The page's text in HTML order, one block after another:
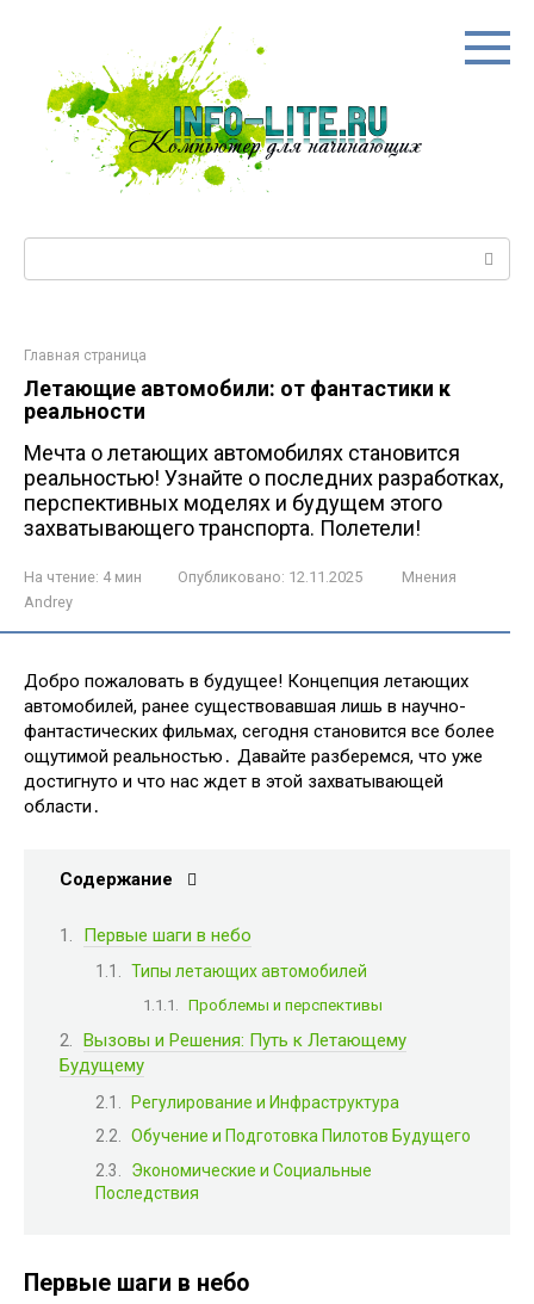
Главная страница
Летающие автомобили: от фантастики к
реальности
Мечта о летающих автомобилях становится
реальностью! Узнайте о последних разработках,
перспективных моделях и будущем этого
захватывающего транспорта. Полетели!
На чтение: 4 мин Опубликовано: 12.11.2025
Мнения
Andrey
Добро пожаловать в будущее! Концепция летающих
автомобилей, ранее существовавшая лишь в научно-
фантастических фильмах, сегодня становится все более
ощутимой реальностью․ Давайте разберемся, что уже
достигнуто и что нас ждет в этой захватывающей
области․
Содержание
Первые шаги в небо
Типы летающих автомобилей
Проблемы и перспективы
Вызовы и Решения: Путь к Летающему
Будущему
Регулирование и Инфраструктура
Обучение и Подготовка Пилотов Будущего
Экономические и Социальные
Последствия
Первые шаги в небо